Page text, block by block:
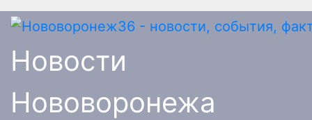
Перейти
Новости
Нововоронежа